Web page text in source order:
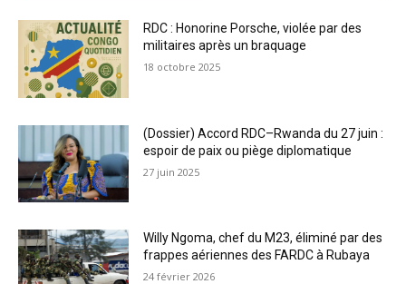
RDC : Honorine Porsche, violée par des
militaires après un braquage
18 octobre 2025
(Dossier) Accord RDC–Rwanda du 27 juin :
espoir de paix ou piège diplomatique
27 juin 2025
Willy Ngoma, chef du M23, éliminé par des
frappes aériennes des FARDC à Rubaya
24 février 2026